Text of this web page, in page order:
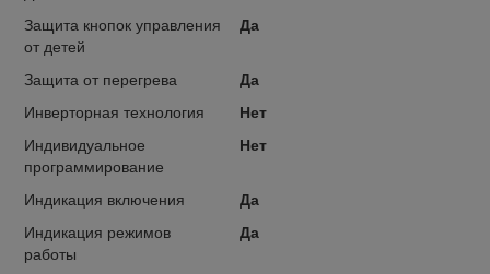
Защита кнопок управления
от детей
Да
Защита от перегрева
Да
Инверторная технология
Нет
Индивидуальное
программирование
Нет
Индикация включения
Да
Индикация режимов
работы
Да